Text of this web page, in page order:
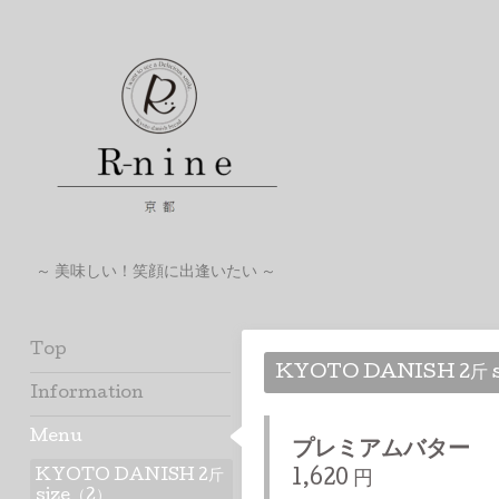
～ 美味しい！笑顔に出逢いたい ～
KYOTO DANISH 2斤
プレミアムバター
1,620 円
Top
Information
Menu
KYOTO DANISH 2斤